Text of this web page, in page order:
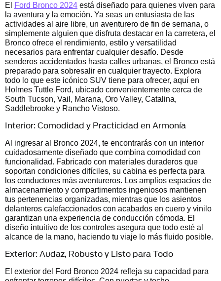
El Ford Bronco 2024 está diseñado para quienes viven para
la aventura y la emoción. Ya seas un entusiasta de las
actividades al aire libre, un aventurero de fin de semana, o
simplemente alguien que disfruta destacar en la carretera, el
Bronco ofrece el rendimiento, estilo y versatilidad
necesarios para enfrentar cualquier desafío. Desde
senderos accidentados hasta calles urbanas, el Bronco está
preparado para sobresalir en cualquier trayecto. Explora
todo lo que este icónico SUV tiene para ofrecer, aquí en
Holmes Tuttle Ford, ubicado convenientemente cerca de
South Tucson, Vail, Marana, Oro Valley, Catalina,
Saddlebrooke y Rancho Vistoso.
Interior: Comodidad y Practicidad en Armonía
Al ingresar al Bronco 2024, te encontrarás con un interior
cuidadosamente diseñado que combina comodidad con
funcionalidad. Fabricado con materiales duraderos que
soportan condiciones difíciles, su cabina es perfecta para
los conductores más aventureros. Los amplios espacios de
almacenamiento y compartimentos ingeniosos mantienen
tus pertenencias organizadas, mientras que los asientos
delanteros calefaccionados con acabados en cuero y vinilo
garantizan una experiencia de conducción cómoda. El
diseño intuitivo de los controles asegura que todo esté al
alcance de la mano, haciendo tu viaje lo más fluido posible.
Exterior: Audaz, Robusto y Listo para Todo
El exterior del Ford Bronco 2024 refleja su capacidad para